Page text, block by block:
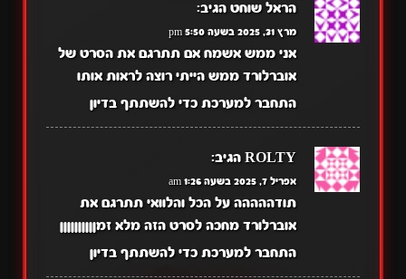
הראל שוחט הגיב:
מרץ 31, 2025 בשעה 5:50 pm
אני ממש אשמח אם תתרגם את הסרט של
אוברלורד ממש הייתי רוצה לראות אותו
התחבר למערכת כדי להשתתף בדיון
ROLTY הגיב:
אפריל 7, 2025 בשעה 1:26 am
תודההההה על הכל והלוואי תתרגם את
אוברלורד מחכה לסרט הזה מלא זמןןןןןןןןןן
התחבר למערכת כדי להשתתף בדיון